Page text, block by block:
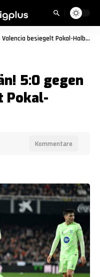
besiegelt Pokal-Halbfinale
5:0 gegen
Pokal-
Kommentare